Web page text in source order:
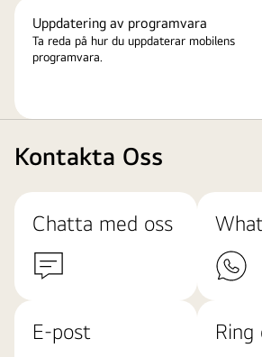
Uppdatering av programvara
Ta reda på hur du uppdaterar mobilens
programvara.
Kontakta Oss
Chatta med oss
E-post Ring